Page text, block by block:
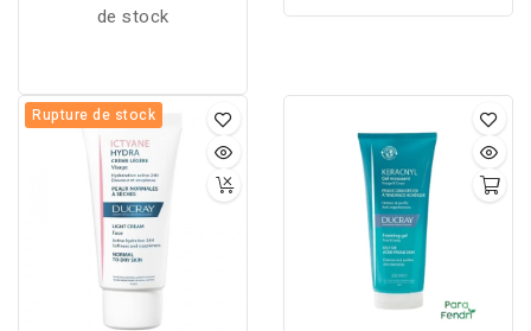
de stock
Rupture de stock